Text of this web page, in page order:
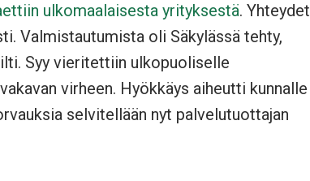
ulkomaalaisesta yrityksestä. Yhteydet
Valmistautumista oli Säkylässä tehty,
Syy vieritettiin ulkopuoliselle
virheen. Hyökkäys aiheutti kunnalle
selvitellään nyt palvelutuottajan